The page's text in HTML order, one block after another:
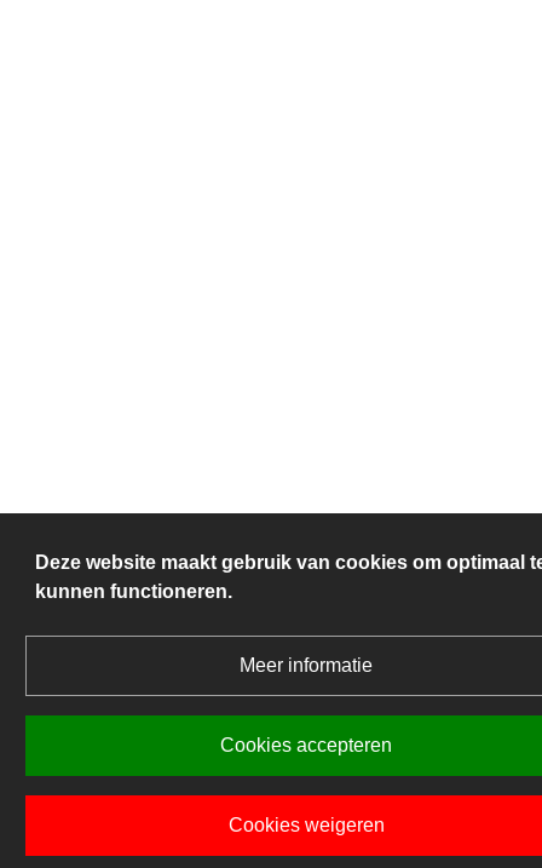
Deze website maakt gebruik van cookies om optimaal
kunnen functioneren.
Meer informatie
Cookies accepteren
Cookies weigeren